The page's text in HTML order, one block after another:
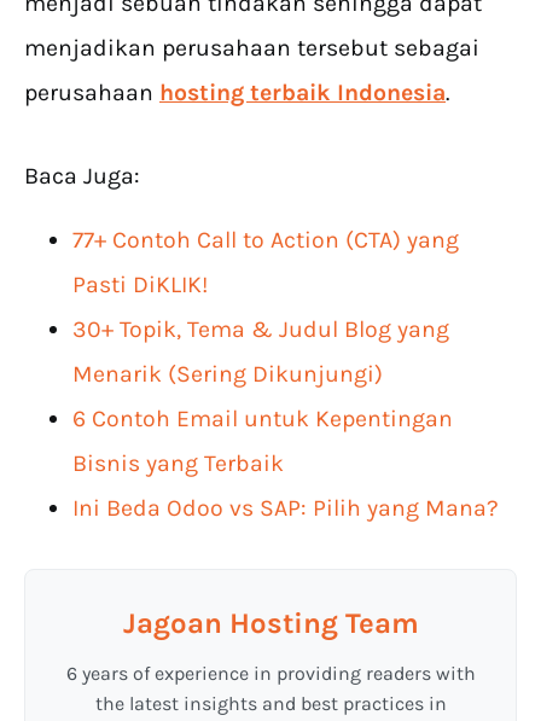
menjadikan perusahaan tersebut sebagai
perusahaan hosting terbaik Indonesia.
Baca Juga:
77+ Contoh Call to Action (CTA) yang
Pasti DiKLIK!
30+ Topik, Tema & Judul Blog yang
Menarik (Sering Dikunjungi)
6 Contoh Email untuk Kepentingan
Bisnis yang Terbaik
Ini Beda Odoo vs SAP: Pilih yang Mana?
Jagoan Hosting Team
6 years of experience in providing readers with
the latest insights and best practices in